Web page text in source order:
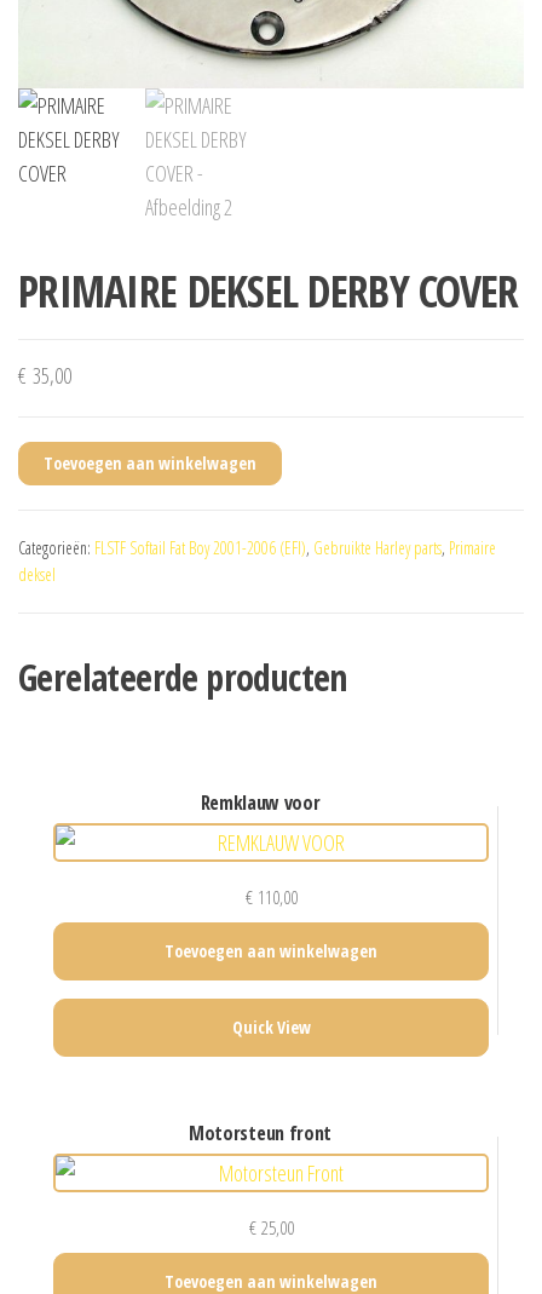
PRIMAIRE DEKSEL DERBY COVER
€ 35,00
Toevoegen aan winkelwagen
Categorieën: FLSTF Softail Fat Boy 2001-2006 (EFI), Gebruikte Harley parts, Primaire
deksel
Gerelateerde producten
remklauw voor
€110,00
Toevoegen aan winkelwagen
Quick View
motorsteun front
€25,00
Toevoegen aan winkelwagen